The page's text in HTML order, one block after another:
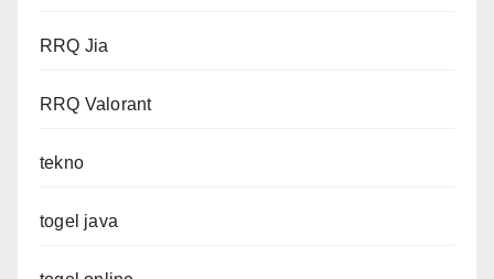
RRQ Jia
RRQ Valorant
tekno
togel java